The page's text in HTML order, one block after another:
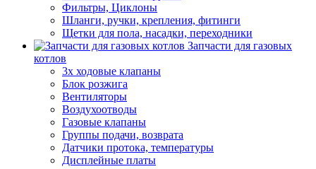
Фильтры, Циклоны
Шланги, ручки, крепления, фитинги
Щетки для пола, насадки, переходники
Запчасти для газовых
котлов
3х ходовые клапаны
Блок розжига
Вентиляторы
Воздухоотводы
Газовые клапаны
Группы подачи, возврата
Датчики протока, температуры
Дисплейные платы